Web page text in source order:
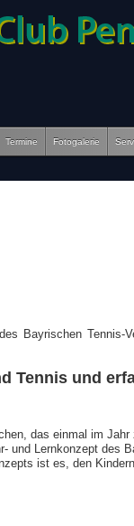
Termine Fotogalerie
Bayrischen
Tennis und
das einmal im
und Lernkonzept des
ist es, den